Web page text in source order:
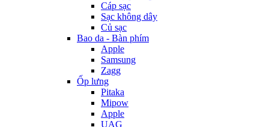
Cáp sạc
Sạc không dây
Củ sạc
Bao da - Bàn phím
Apple
Samsung
Zagg
Ốp lưng
Pitaka
Mipow
Apple
UAG